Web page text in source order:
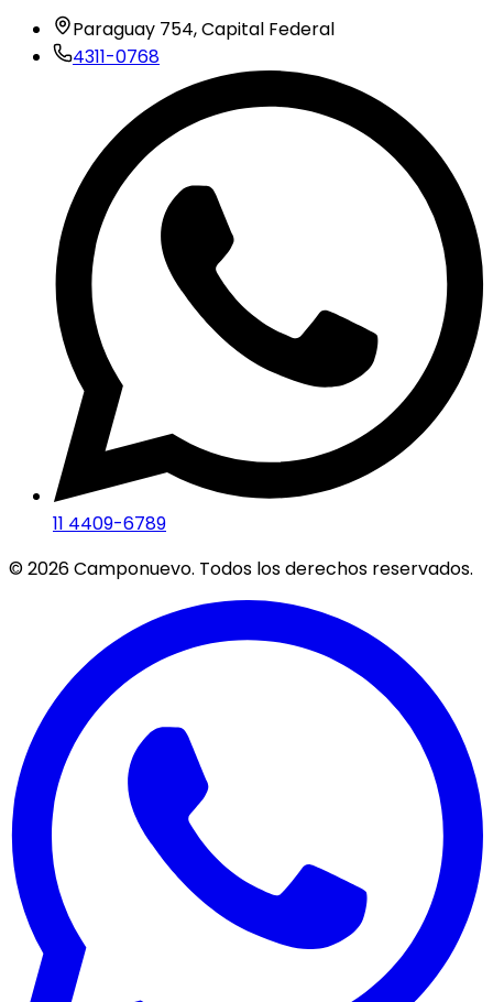
Paraguay 754, Capital Federal
4311-0768
11 4409-6789
©2026Camponuevo. Todos los derechos reservados.